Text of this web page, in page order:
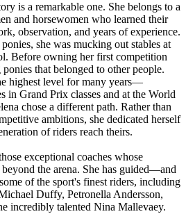
is a remarkable one. She belongs to a
and horsewomen who learned their
observation, and years of experience.
she was mucking out stables at
Before owning her first competition
that belonged to other people.
highest level for many years—
in Grand Prix classes and at the World
chose a different path. Rather than
ambitions, she dedicated herself
of riders reach theirs.
exceptional coaches whose
the arena. She has guided—and
of the sport's finest riders, including
Duffy, Petronella Andersson,
incredibly talented Nina Mallevaey.